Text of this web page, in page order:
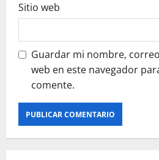
Sitio web
Guardar mi nombre,
web en este navegador
comente.